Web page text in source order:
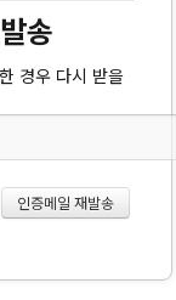
송
경우 다시 받을